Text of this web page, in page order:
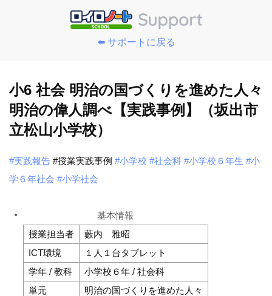
⬅️ サポートに戻る
小6 社会 明治の国づくりを進めた人々
明治の偉人調べ【実践事例】（坂出市
立松山小学校）
#実践報告 #授業実践事例 #小学校 #社会科 #小学校６年生 #小
学６年社会 #小学社会
基本情報
授業担当者
藪内 雅昭
ICT環境
１人１台タブレット
学年 / 教科
小学校６年 / 社会科
単元
明治の国づくりを進めた人々